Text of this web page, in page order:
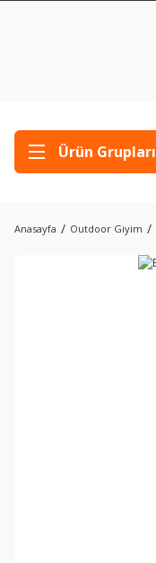
Ürün Grupları
Anasayfa Outdoor Giyim